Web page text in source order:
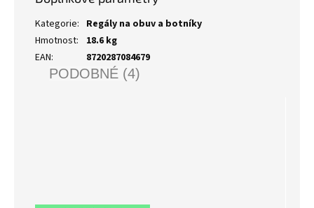
Kategorie: Regály na obuv a botníky
Hmotnost:
18.6 kg
EAN: 8720287084679
PODOBNÉ (4)